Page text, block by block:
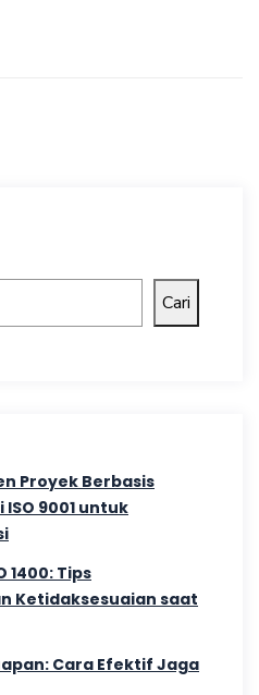
Cari
Proyek Berbasis
9001 untuk
1400: Tips
Ketidaksesuaian saat
Cara Efektif Jaga